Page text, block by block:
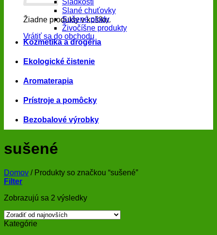
Žiadne produkty v košíku.
Vrátiť sa do obchodu
Sladkosti
Slané chuťovky
Sušené plody
Živočíšne produkty
Kozmetika a drogéria
Ekologické čistenie
Aromaterapia
Prístroje a pomôcky
Bezobalové výrobky
sušené
Domov /Produkty so značkou “sušené”
Filter
Zobrazujú sa 2 výsledkyZoradené
najnovších
Kategórie